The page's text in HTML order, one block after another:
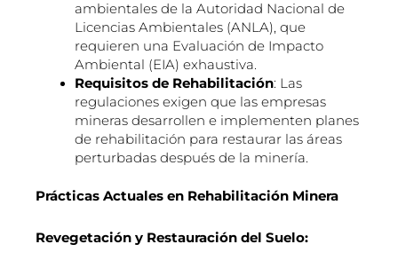
ambientales de la Autoridad Nacional de
Licencias Ambientales (ANLA), que
requieren una Evaluación de Impacto
Ambiental (EIA) exhaustiva.
Requisitos de Rehabilitación: Las
regulaciones exigen que las empresas
mineras desarrollen e implementen planes
de rehabilitación para restaurar las áreas
perturbadas después de la minería.
Prácticas Actuales en Rehabilitación Minera
Revegetación y Restauración del Suelo: